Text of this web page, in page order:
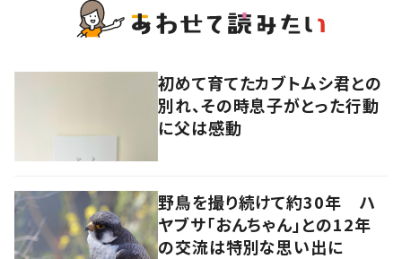
初めて育てたカブトムシ君との
別れ、その時息子がとった行動
に父は感動
野鳥を撮り続けて約30年 ハ
ヤブサ「おんちゃん」との12年
の交流は特別な思い出に